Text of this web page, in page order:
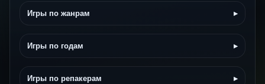
Игры по жанрам ▸
Игры по годам ▸
Игры по репакерам ▸